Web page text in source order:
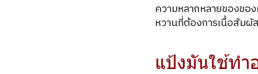
ความหลากหลายของขอ
หวานที่ต้องการเนื้อสัมผั
แป้งมันใช้ทำ